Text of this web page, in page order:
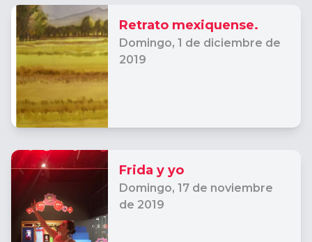
Retrato mexiquense.
Domingo, 1 de diciembre de
2019
Frida y yo
Domingo, 17 de noviembre
de 2019